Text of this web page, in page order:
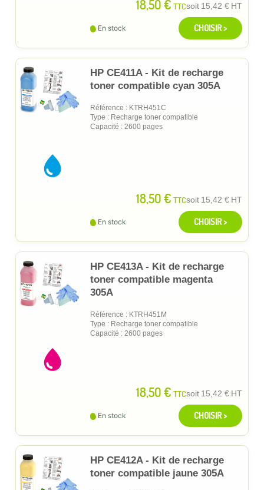
18,50 € TTCsoit 15,42 € HT
En stock CHOISIR >
HP CE411A - Kit de recharge
toner compatible cyan 305A
Référence : KTRH451C
Type : Recharge toner compatible
Capacité : 2600 pages
18,50 € TTCsoit 15,42 € HT
En stock CHOISIR >
HP CE413A - Kit de recharge
toner compatible magenta
305A
Référence : KTRH451M
Type : Recharge toner compatible
Capacité : 2600 pages
18,50 € TTCsoit 15,42 € HT
En stock CHOISIR >
HP CE412A - Kit de recharge
toner compatible jaune 305A